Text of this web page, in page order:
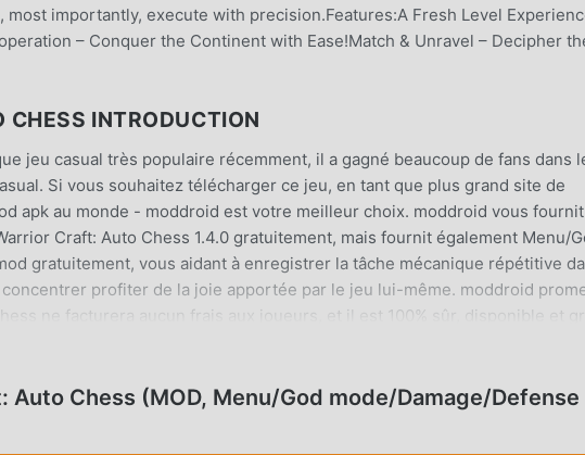
importantly, execute with precision.Features:A Fresh Level
– Conquer the Continent with Ease!Match & Unravel – Decipher
CHESS INTRODUCTION
jeu casual très populaire récemment, il a gagné beaucoup de fans dans
Si vous souhaitez télécharger ce jeu, en tant que plus grand site de
apk au monde - moddroid est votre meilleur choix. moddroid vous
Craft: Auto Chess 1.4.0 gratuitement, mais fournit également Menu/
gratuitement, vous aidant à enregistrer la tâche mécanique répétitive
profiter de la joie apportée par le jeu lui-même. moddroid
ne facturera aucun frais aux joueurs, et il est 100% sûr, disponible et
le client moddroid, vous pouvez télécharger et installer Warrior Craft: Auto
Auto Chess (MOD, Menu/God mode/Damage/Defense